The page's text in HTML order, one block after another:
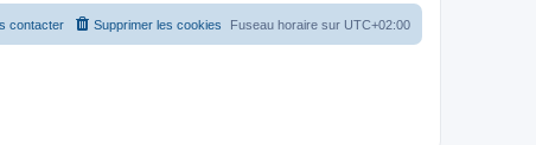
Fuseau horaire sur UTC+02:00
Supprimer les cookies
contacter